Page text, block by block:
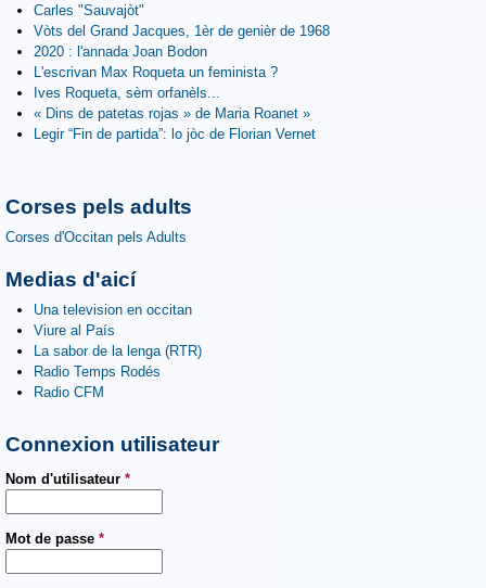
Carles "Sauvajòt"
Vòts del Grand Jacques, 1èr de genièr de 1968
2020 : l'annada Joan Bodon
L'escrivan Max Roqueta un feminista ?
Ives Roqueta, sèm orfanèls...
« Dins de patetas rojas » de Maria Roanet »
Legir “Fin de partida”: lo jòc de Florian Vernet
Corses pels adults
Corses d'Occitan pels Adults
Medias d'aicí
Una television en occitan
Viure al País
La sabor de la lenga (RTR)
Radio Temps Rodés
Radio CFM
Connexion utilisateur
Nom d'utilisateur *
Mot de passe *